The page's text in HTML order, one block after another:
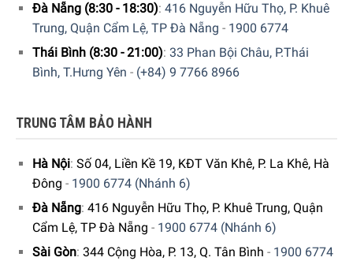
Đặc điểm nổi bật của chảo inox chống dính WMF
Profi Resist 28 cm
Thiết kế – Kích cỡ chảo
miệng tròn và rộng cùng tay cầm rỗng giúp giảm hấp thụ
nhiệt khi nấu nướng. Phía trên tay cầm (sát vành chảo) in
hiện loại bếp tương thích và thiết bị cho phép sử dụng sản
phẩm bên trong. Điểm nổi bật nhất trong thiết kế có thể kể
đến phần lưới tổ ong từ Cromargan® mang lại khả năng
chống trầy xước vượt trội cho lớp chống dính PermaDur
trong lòng chảo nhờ hạn chế tác động của các dụng cụ
Đà Nẵng (8:30 - 18:30): 416 Nguyễn Hữu Thọ, P. Khuê
Trung, Quận Cẩm Lệ, TP Đà Nẵng - 1900 6774
Thái Bình (8:30 - 21:00): 33 Phan Bội Châu, P.Thái
Bình, T.Hưng Yên - (+84) 9 7766 8966
TRUNG TÂM BẢO HÀNH
Hà Nội: Số 04, Liền Kề 19, KĐT Văn Khê, P. La Khê, Hà
Đông - 1900 6774 (Nhánh 6)
Đà Nẵng: 416 Nguyễn Hữu Thọ, P. Khuê Trung, Quận
Cẩm Lệ, TP Đà Nẵng - 1900 6774 (Nhánh 6)
Sài Gòn: 344 Cộng Hòa, P. 13, Q. Tân Bình - 1900 6774